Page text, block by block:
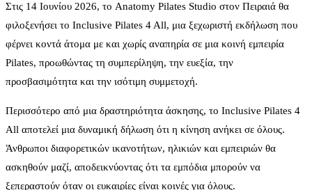
Στις 14 Ιουνίου 2026, το Anatomy Pilates Studio στον Πειραιά θα
φιλοξενήσει το Inclusive Pilates 4 All, μια ξεχωριστή εκδήλωση που
φέρνει κοντά άτομα με και χωρίς αναπηρία σε μια κοινή εμπειρία
Pilates, προωθώντας τη συμπερίληψη, την ευεξία, την
προσβασιμότητα και την ισότιμη συμμετοχή.
Περισσότερο από μια δραστηριότητα άσκησης, το Inclusive Pilates 4
All αποτελεί μια δυναμική δήλωση ότι η κίνηση ανήκει σε όλους.
Άνθρωποι διαφορετικών ικανοτήτων, ηλικιών και εμπειριών θα
ασκηθούν μαζί, αποδεικνύοντας ότι τα εμπόδια μπορούν να
ξεπεραστούν όταν οι ευκαιρίες είναι κοινές για όλους.